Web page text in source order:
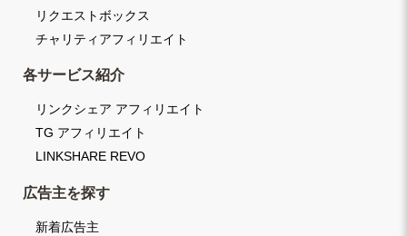
リクエストボックス
チャリティアフィリエイト
各サービス紹介
リンクシェア アフィリエイト
TG アフィリエイト
LINKSHARE REVO
広告主を探す
新着広告主